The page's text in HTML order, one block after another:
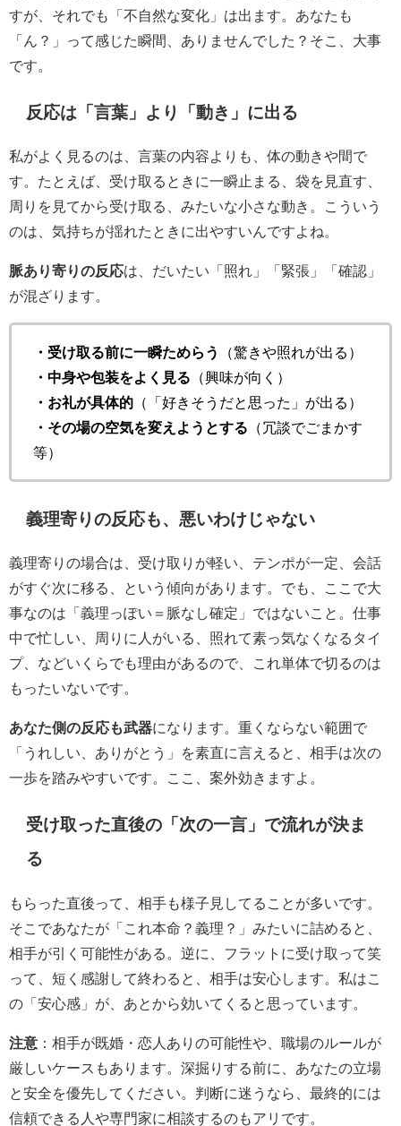
すが、それでも「不自然な変化」は出ます。あなたも
「ん？」って感じた瞬間、ありませんでした？そこ、大事
です。
反応は「言葉」より「動き」に出る
私がよく見るのは、言葉の内容よりも、体の動きや間で
す。たとえば、受け取るときに一瞬止まる、袋を見直す、
周りを見てから受け取る、みたいな小さな動き。こういう
のは、気持ちが揺れたときに出やすいんですよね。
脈あり寄りの反応は、だいたい「照れ」「緊張」「確認」
が混ざります。
・受け取る前に一瞬ためらう
（驚きや照れが出る）
・中身や包装をよく見る （興味が向く）
・お礼が具体的 （「好きそうだと思った」が出る）
・その場の空気を変えようとする （冗談でごまかす
等）
義理寄りの反応も、悪いわけじゃない
義理寄りの場合は、受け取りが軽い、テンポが一定、会話
がすぐ次に移る、という傾向があります。でも、ここで大
事なのは「義理っぽい＝脈なし確定」ではないこと。仕事
中で忙しい、周りに人がいる、照れて素っ気なくなるタイ
プ、などいくらでも理由があるので、これ単体で切るのは
もったいないです。
あなた側の反応も武器になります。重くならない範囲で
「うれしい、ありがとう」を素直に言えると、相手は次の
一歩を踏みやすいです。ここ、案外効きますよ。
受け取った直後の「次の一言」で流れが決ま
る
もらった直後って、相手も様子見してることが多いです。
そこであなたが「これ本命？義理？」みたいに詰めると、
相手が引く可能性がある。逆に、フラットに受け取って笑
って、短く感謝して終わると、相手は安心します。私はこ
の「安心感」が、あとから効いてくると思っています。
注意 ：相手が既婚・恋人ありの可能性や、職場のルールが
厳しいケースもあります。深掘りする前に、あなたの立場
と安全を優先してください。判断に迷うなら、最終的には
信頼できる人や専門家に相談するのもアリです。